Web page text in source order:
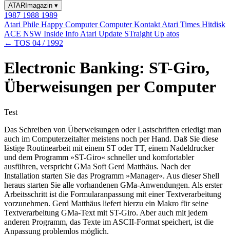
ATARImagazin ▾
1987 1988 1989
Atari Phile Happy ComputerComputer Kontakt Atari Times Hitdisk
ACE NSW Inside Info Atari Update STraight Up atos
← TOS 04 / 1992
Electronic Banking: ST-Giro,
Überweisungen per Computer
Test
Das Schreiben von Überweisungen oder Lastschriften erledigt man
auch im Computerzeitalter meistens noch per Hand. Daß Sie diese
lästige Routinearbeit mit einem ST oder TT, einem Nadeldrucker
und dem Programm »ST-Giro« schneller und komfortabler
ausführen, verspricht GMa Soft Gerd Matthäus. Nach der
Installation starten Sie das Programm »Manager«. Aus dieser Shell
heraus starten Sie alle vorhandenen GMa-Anwendungen. Als erster
Arbeitsschritt ist die Formularanpassung mit einer Textverarbeitung
vorzunehmen. Gerd Matthäus liefert hierzu ein Makro für seine
Textverarbeitung GMa-Text mit ST-Giro. Aber auch mit jedem
anderen Programm, das Texte im ASCII-Format speichert, ist die
Anpassung problemlos möglich.